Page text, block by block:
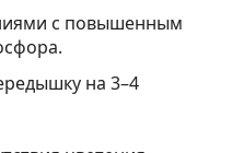
с повышенным
на 3–4